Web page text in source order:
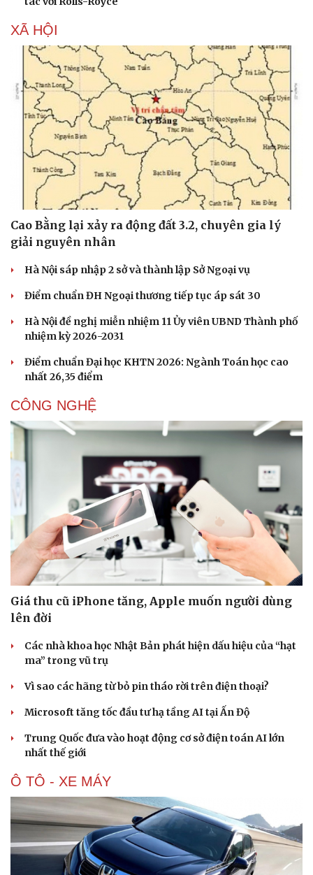
Văn hóa
Sân khấu - Điện ảnh
Văn học
Âm nhạc
Di sản
Giải trí
Nghệ sĩ
Thời trang
Sao Việt
XÃ HỘI
Cao Bằng lại xảy ra động đất 3.2, chuyên gia lý
giải nguyên nhân
Hà Nội sáp nhập 2 sở và thành lập Sở Ngoại vụ
Điểm chuẩn ĐH Ngoại thương tiếp tục áp sát 30
Hà Nội đề nghị miễn nhiệm 11 Ủy viên UBND Thành phố
nhiệm kỳ 2026-2031
Điểm chuẩn Đại học KHTN 2026: Ngành Toán học cao
nhất 26,35 điểm
CÔNG NGHỆ
Giá thu cũ iPhone tăng, Apple muốn người dùng
lên đời
Các nhà khoa học Nhật Bản phát hiện dấu hiệu của “hạt
ma” trong vũ trụ
Vì sao các hãng từ bỏ pin tháo rời trên điện thoại?
Microsoft tăng tốc đầu tư hạ tầng AI tại Ấn Độ
Trung Quốc đưa vào hoạt động cơ sở điện toán AI lớn
nhất thế giới
Ô TÔ - XE MÁY